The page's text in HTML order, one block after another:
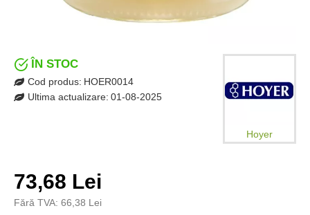
73,68 Lei
Fără TVA: 66,38 Lei
ÎN STOC
Cod produs: HOER0014
Ultima actualizare: 01-08-2025
Hoyer